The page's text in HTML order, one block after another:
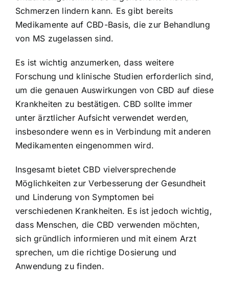
Schmerzen lindern kann. Es gibt bereits
Medikamente auf CBD-Basis, die zur Behandlung
von MS zugelassen sind.
Es ist wichtig anzumerken, dass weitere
Forschung und klinische Studien erforderlich sind,
um die genauen Auswirkungen von CBD auf diese
Krankheiten zu bestätigen. CBD sollte immer
unter ärztlicher Aufsicht verwendet werden,
insbesondere wenn es in Verbindung mit anderen
Medikamenten eingenommen wird.
Insgesamt bietet CBD vielversprechende
Möglichkeiten zur Verbesserung der Gesundheit
und Linderung von Symptomen bei
verschiedenen Krankheiten. Es ist jedoch wichtig,
dass Menschen, die CBD verwenden möchten,
sich gründlich informieren und mit einem Arzt
sprechen, um die richtige Dosierung und
Anwendung zu finden.